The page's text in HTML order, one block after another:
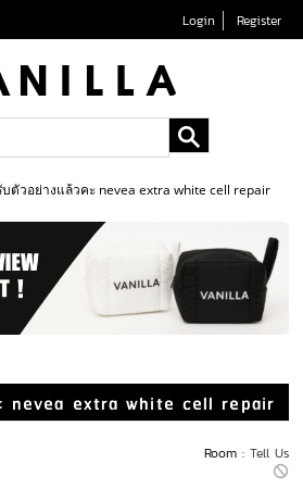
Login Register
บตัวอย่างแล้วคะ nevea extra white cell repair
nevea extra white cell repair
Room : Tell Us